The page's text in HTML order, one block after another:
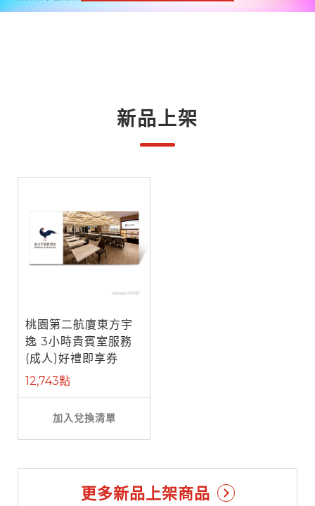
新品上架
桃園第二航廈東方宇
逸 3小時貴賓室服務
(成人)好禮即享券
12,743點
加入兌換清單
更多新品上架商品